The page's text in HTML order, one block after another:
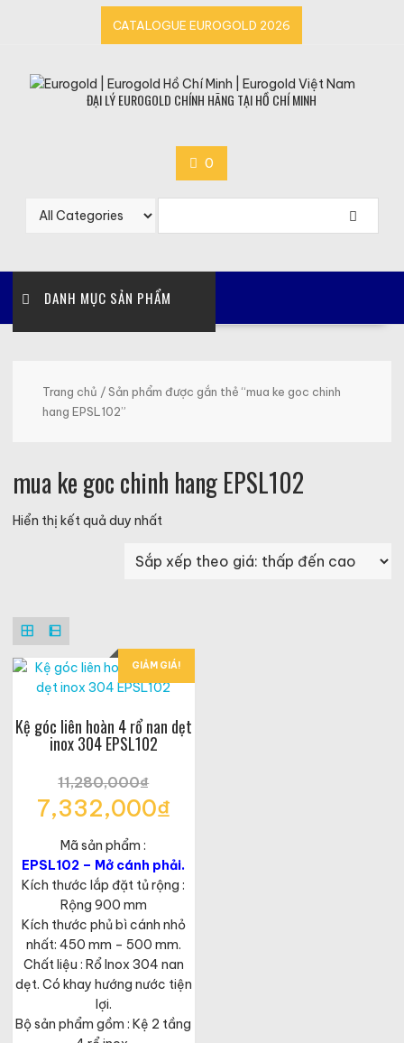
CATALOGUE EUROGOLD 2026
ĐẠI LÝ EUROGOLD CHÍNH HÃNG TẠI HỒ CHÍ MINH
0
DANH MỤC SẢN PHẨM
Trang chủ / Sản phẩm được gắn thẻ “mua ke goc chinh
hang EPSL102”
mua ke goc chinh hang EPSL102
Hiển thị kết quả duy nhất
GIẢM GIÁ!
Kệ góc liên hoàn 4 rổ nan dẹt
inox 304 EPSL102
11,280,000₫
Giá
gốc
là:
11,280,000₫.
7,332,000₫
hiện
tại
là:
7,332,000₫.
Mã sản phẩm :
EPSL102 – Mở cánh phải.
Kích thước lắp đặt tủ rộng :
Rộng 900 mm
Kích thước phủ bì cánh nhỏ
nhất: 450 mm – 500 mm.
Chất liệu : Rổ Inox 304 nan
dẹt. Có khay hướng nước tiện
lợi.
Bộ sản phẩm gồm : Kệ 2 tầng